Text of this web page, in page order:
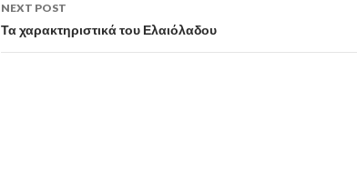
NEXT POST
Τα χαρακτηριστικά του Ελαιόλαδου